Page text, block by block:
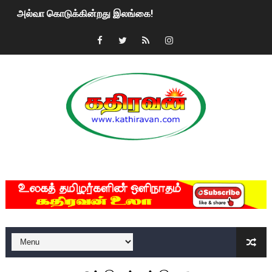
அல்வா கொடுக்கின்றது இலங்கை!
2ஆம் நாள் உக்ரைன் யுத்தம்!! எங்களைத் தனிமையில்
மகிந்த ராஜபக்சே பதவி விலக திட்டம்?
ரவுடி பேபிக்கு நடந்த தரமான சம்பவம்.. ஆபாச வீடியோக்களால்
குண்டை தூக்கிப்போட்ட ஆய்வு…. இந்தியாவின் “கோவிஷீல்டு”
யாழில் தமிழின தலைவர் பிரபாகரனின் பிறந்தநாளை
ஏர்போர்ட்டில் உதைத்த நபர் யார், என்ன நடந்தது?: உண்மையை
சீனா இலங்கையிடம் 8 மில்லியன் அமெரிக்க டொலர் நட்டஈடு